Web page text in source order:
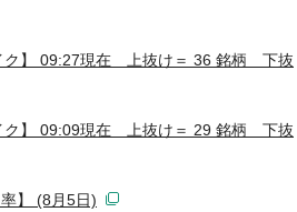
ク】 09:27現在 上抜け＝ 36 銘柄 下抜
ク】 09:09現在 上抜け＝ 29 銘柄 下抜
】 (8月5日)